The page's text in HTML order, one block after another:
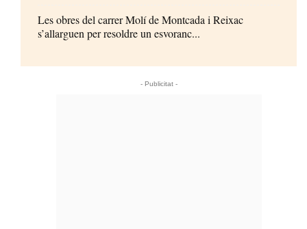
Les obres del carrer Molí de Montcada i Reixac
s’allarguen per resoldre un esvoranc...
- Publicitat -